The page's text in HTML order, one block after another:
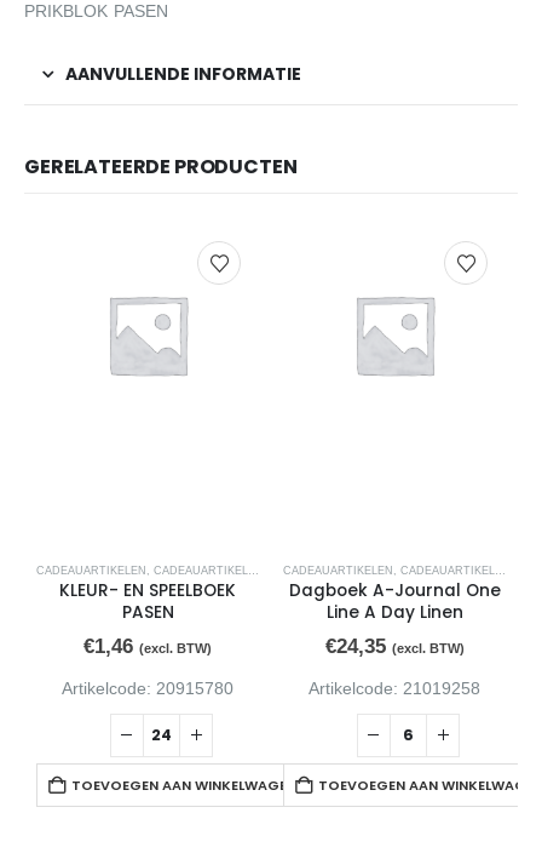
PRIKBLOK PASEN
AANVULLENDE INFORMATIE
GERELATEERDE PRODUCTEN
CADEAUARTIKELEN , CADEAUARTIKELEN
KLEUR- EN SPEELBOEK
PASEN
€1,46 (excl. BTW)
Artikelcode: 20915780
TOEVOEGEN AAN WINKELWAGEN
CADEAUARTIKELEN , CADEAUARTIKELEN
Dagboek A-Journal One
Line A Day Linen
€24,35 (excl. BTW)
Artikelcode: 21019258
TOEVOEGEN AAN